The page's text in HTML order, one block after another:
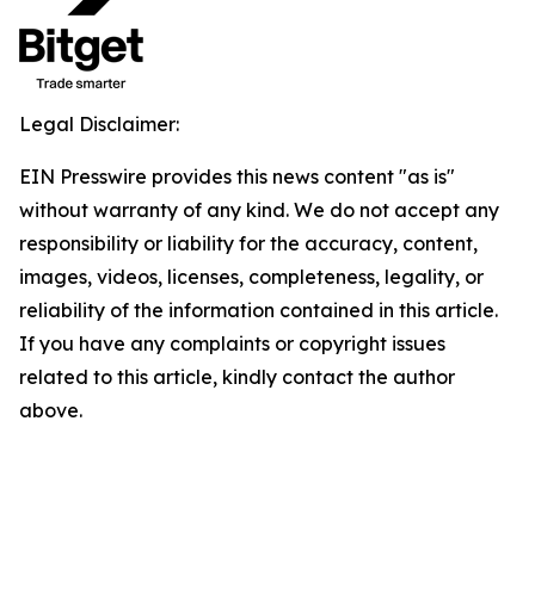
Legal Disclaimer:
EIN Presswire provides this news content "as is"
without warranty of any kind. We do not accept any
responsibility or liability for the accuracy, content,
images, videos, licenses, completeness, legality, or
reliability of the information contained in this article.
If you have any complaints or copyright issues
related to this article, kindly contact the author
above.